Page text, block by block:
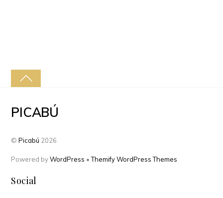
PICABÚ
©Picabú 2026
Powered byWordPress •Themify WordPress Themes
Social